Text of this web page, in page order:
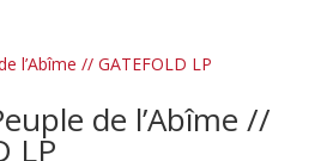
de l’Abîme //
LP